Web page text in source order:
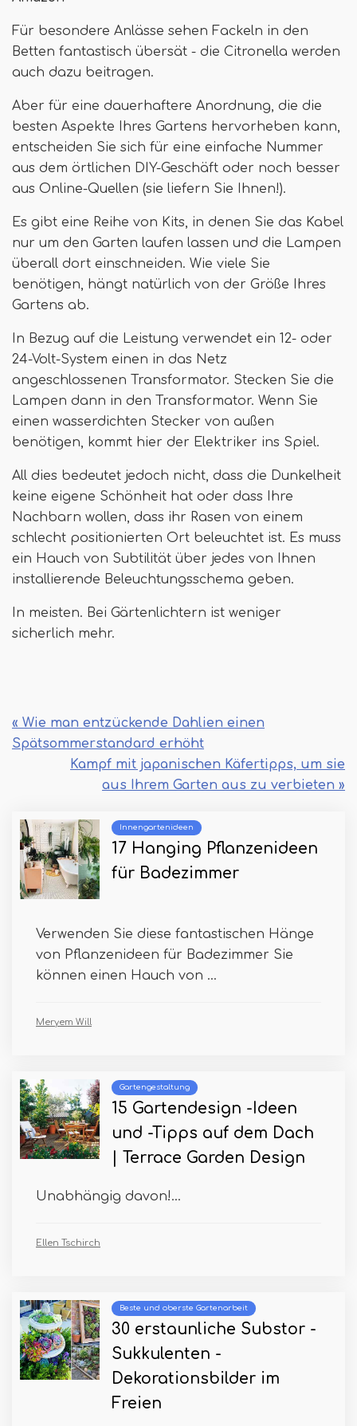
Für besondere Anlässe sehen Fackeln in den
Betten fantastisch übersät - die Citronella werden
auch dazu beitragen.
Aber für eine dauerhaftere Anordnung, die die
besten Aspekte Ihres Gartens hervorheben kann,
entscheiden Sie sich für eine einfache Nummer
aus dem örtlichen DIY-Geschäft oder noch besser
aus Online-Quellen (sie liefern Sie Ihnen!).
Es gibt eine Reihe von Kits, in denen Sie das Kabel
nur um den Garten laufen lassen und die Lampen
überall dort einschneiden. Wie viele Sie
benötigen, hängt natürlich von der Größe Ihres
Gartens ab.
In Bezug auf die Leistung verwendet ein 12- oder
24-Volt-System einen in das Netz
angeschlossenen Transformator. Stecken Sie die
Lampen dann in den Transformator. Wenn Sie
einen wasserdichten Stecker von außen
benötigen, kommt hier der Elektriker ins Spiel.
All dies bedeutet jedoch nicht, dass die Dunkelheit
keine eigene Schönheit hat oder dass Ihre
Nachbarn wollen, dass ihr Rasen von einem
schlecht positionierten Ort beleuchtet ist. Es muss
ein Hauch von Subtilität über jedes von Ihnen
installierende Beleuchtungsschema geben.
In meisten. Bei Gärtenlichtern ist weniger
sicherlich mehr.
« Wie man entzückende Dahlien einen
Spätsommerstandard erhöht
Kampf mit japanischen Käfertipps, um sie
aus Ihrem Garten aus zu verbieten »
Innengartenideen
17 Hanging Pflanzenideen
für Badezimmer
Verwenden Sie diese fantastischen Hänge
von Pflanzenideen für Badezimmer Sie
können einen Hauch von ...
Meryem Will
Gartengestaltung
15 Gartendesign -Ideen
und -Tipps auf dem Dach
| Terrace Garden Design
Unabhängig davon!...
Ellen Tschirch
Beste und oberste Gartenarbeit
30 erstaunliche Substor -
Sukkulenten -
Dekorationsbilder im
Freien